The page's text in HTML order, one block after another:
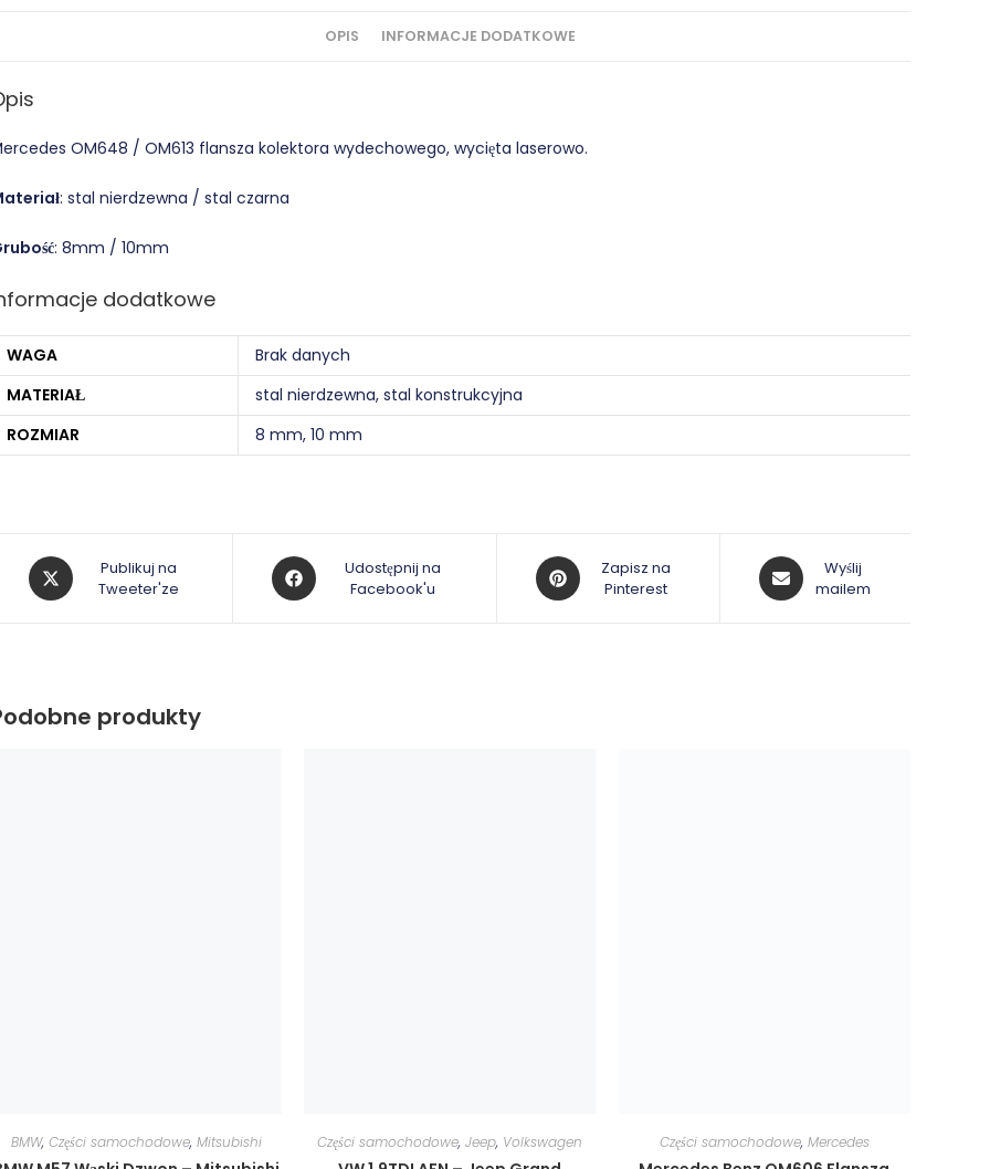
OPIS INFORMACJE DODATKOWE
OM648 / OM613 flansza kolektora wydechowego, wycięta laserowo.
: stal nierdzewna / stal czarna
: 8mm / 10mm
dodatkowe
WAGA
Brak danych
MATERIAŁ
stal nierdzewna, stal konstrukcyjna
ROZMIAR
8 mm, 10 mm
Opens
in
Publikuj na
Tweeter'ze
Opens
in
Udostępnij na
Facebook'u
Opens
in
Zapisz na
Pinterest
Opens
in
Wyślij
mailem
produkty
BMW, Części samochodowe, Mitsubishi Części samochodowe,Jeep, Volkswagen Części samochodowe, Mercedes